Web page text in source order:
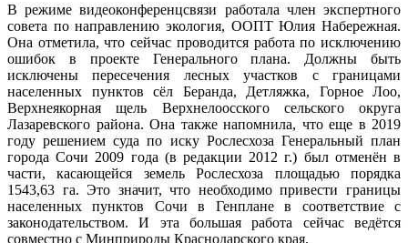
В режиме видеоконференцсвязи работала член экспертного
совета по направлению экология, ООПТ Юлия Набережная.
Она отметила, что сейчас проводится работа по исключению
ошибок в проекте Генерального плана. Должны быть
исключены пересечения лесных участков с границами
населенных пунктов сёл Беранда, Детляжка, Горное Лоо,
Верхнеякорная щель Верхнелоосского сельского округа
Лазаревского района. Она также напомнила, что еще в 2019
году решением суда по иску Рослесхоза Генеральный план
города Сочи 2009 года (в редакции 2012 г.) был отменён в
части, касающейся земель Рослесхоза площадью порядка
1543,63 га. Это значит, что необходимо привести границы
населенных пунктов Сочи в Генплане в соответствие с
законодательством. И эта большая работа сейчас ведётся
совместно с Минприроды Краснодарского края.